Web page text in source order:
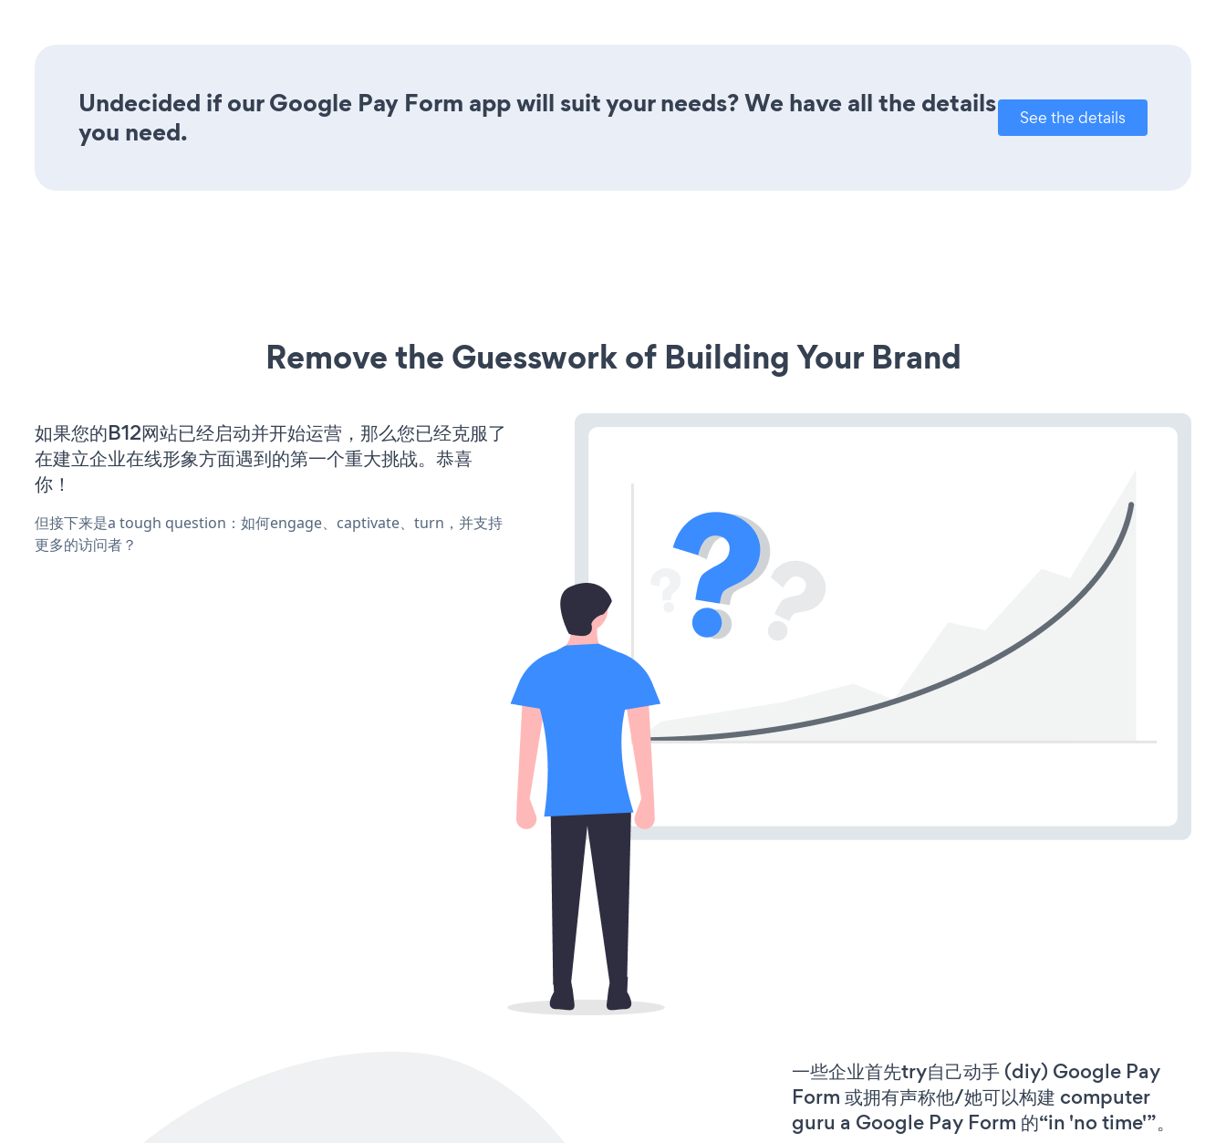
Undecided if our Google Pay Form app will suit your needs? We have all the details
you need.
See the details
Remove the Guesswork of Building Your Brand
如果您的B12网站已经启动并开始运营，那么您已经克服了
在建立企业在线形象方面遇到的第一个重大挑战。恭喜
你！
但接下来是a tough question：如何engage、captivate、turn，并支持
更多的访问者？
一些企业首先try自己动手 (diy) Google Pay
Form 或拥有声称他/她可以构建 computer
guru a Google Pay Form 的“in 'no time'”。